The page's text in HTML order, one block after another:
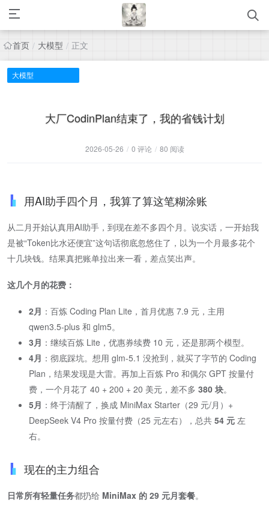
首页 / 大模型 / 正文
大模型
大厂CodinPlan结束了，我的省钱计划
2026-05-26 / 0 评论 / 80 阅读
用AI助手四个月，我算了算这笔糊涂账
从二月开始认真用AI助手，到现在差不多四个月。说实话，一开始我
是被“Token比水还便宜”这句话彻底忽悠住了，以为一个月最多花个
十几块钱。结果真把账单拉出来一看，差点笑出声。
这几个月的花费：
2月 ​：百炼 Coding Plan Lite，首月优惠 7.9 元，主用
qwen3.5-plus 和 glm5。
3月 ​：继续百炼 Lite，优惠券续费 10 元，还是那两个模型。
4月 ​：彻底踩坑。想用 glm-5.1 没抢到，就买了字节的 Coding
Plan，结果发现是大雷。再加上百炼 Pro 和偶尔 GPT 按量付
费，一个月花了 40 + 200 + 20 美元，差不多 ​ 380 块​。
5月 ​：终于清醒了，换成 MiniMax Starter（29 元/月）+
DeepSeek V4 Pro 按量付费（25 元左右），总共 54 元 左
右。
现在的主力组合
日常所有轻量任务都扔给 ​ MiniMax 的 29 元月套餐​。